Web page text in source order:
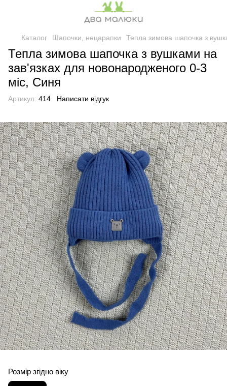
Каталог Шапочки, нецарапки Тепла зимова шапочка з
Тепла зимова шапочка з вушками на
зав'язках для новонародженого 0-3
міс, Синя
Артикул: 414 Написати відгук
Розмір згідно віку